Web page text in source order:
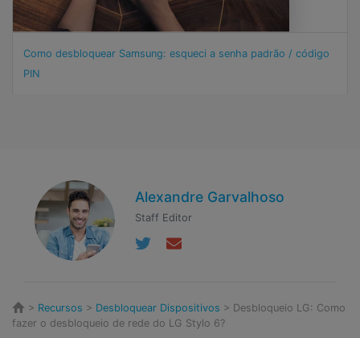
Como desbloquear Samsung: esqueci a senha padrão / código
PIN
Alexandre Garvalhoso
Staff Editor
> Recursos > Desbloquear Dispositivos > Desbloqueio LG: Como
fazer o desbloqueio de rede do LG Stylo 6?